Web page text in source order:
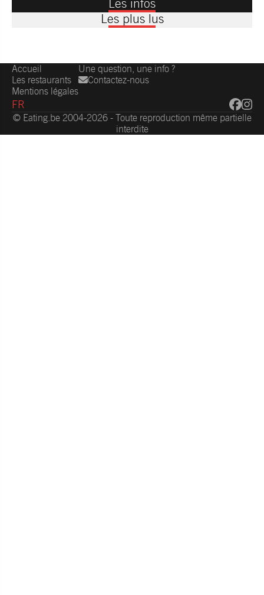
Les infos
Les plus lus
Accueil
Les restaurants
Mentions légales
Une question, une info ?
Contactez-nous
FR
© Eating.be 2004-2026 - Toute reproduction même partielle
interdite